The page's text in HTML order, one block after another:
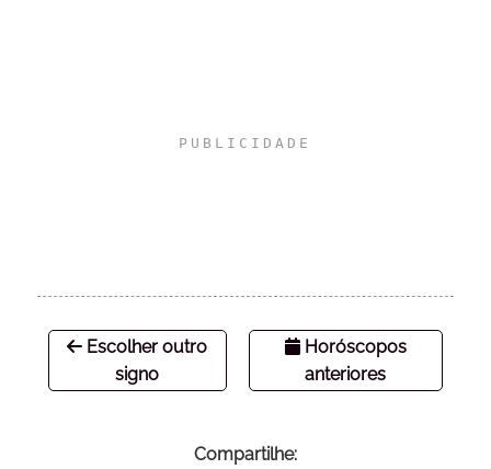
Escolher outro
signo
Horóscopos
anteriores
Compartilhe: